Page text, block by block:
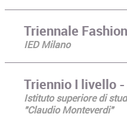
Triennale
IED Milano
Triennio I livello
Istituto superiore di
"Claudio Monteverdi"